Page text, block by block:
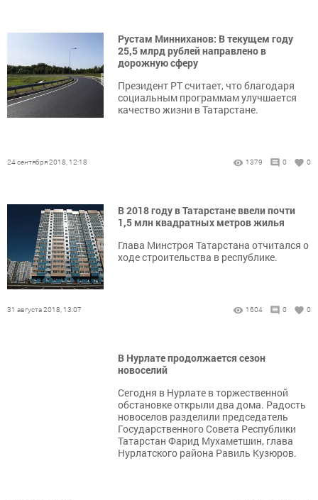
Рустам Минниханов: В текущем году
25,5 млрд рублей направлено в
дорожную сферу
Президент РТ считает, что благодаря
социальным программам улучшается
качество жизни в Татарстане.
24 сентября 2018, 12:18 1379 0 0
В 2018 году в Татарстане ввели почти
1,5 млн квадратных метров жилья
Глава Минстроя Татарстана отчитался о
ходе строительства в республике.
31 августа 2018, 13:07 1604 0 0
В Нурлате продолжается сезон
новоселий
Сегодня в Нурлате в торжественной
обстановке открыли два дома. Радость
новоселов разделили председатель
Государственного Совета Республики
Татарстан Фарид Мухаметшин, глава
Нурлатского района Равиль Кузюров.